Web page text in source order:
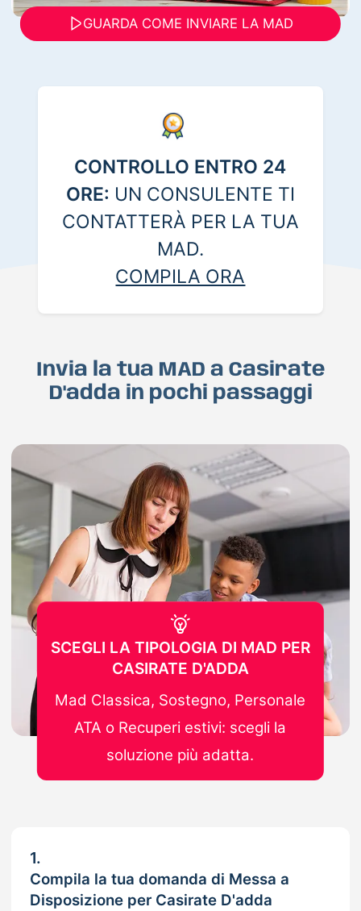
GUARDA COME INVIARE LA MAD
CONTROLLO ENTRO 24
ORE: UN CONSULENTE TI
CONTATTERÀ PER LA TUA
MAD.
COMPILA ORA
Invia la tua MAD a Casirate
D'adda in pochi passaggi
1.
Compila la tua domanda di Messa a
Disposizione per Casirate D'adda
SCEGLI LA TIPOLOGIA DI MAD PER
CASIRATE D'ADDA
Mad Classica, Sostegno, Personale
ATA o Recuperi estivi: scegli la
soluzione più adatta.